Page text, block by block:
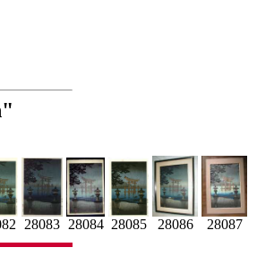
28083 28084 28085 28086 28087